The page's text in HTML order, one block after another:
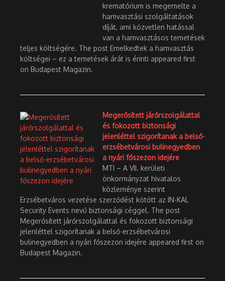
krematórium is megemelte a
hamvasztási szolgáltatások
díját, ami közvetlen hatással
van a hamvasztásos temetések
teljes költségére. The post Emelkedtek a hamvasztás
költségei – ez a temetések árát is érinti appeared first
on Budapest Magazin.
Megerősített járőrszolgálattal
és fokozott biztonsági
jelenléttel szigorítanak a belső-
erzsébetvárosi bulinegyedben
a nyári főszezon idejére
MTI – A VII. kerületi
önkormányzat hivatalos
közleménye szerint
Erzsébetváros vezetése szerződést kötött az IN-KAL
Security Events nevű biztonsági céggel. The post
Megerősített járőrszolgálattal és fokozott biztonsági
jelenléttel szigorítanak a belső-erzsébetvárosi
bulinegyedben a nyári főszezon idejére appeared first on
Budapest Magazin.